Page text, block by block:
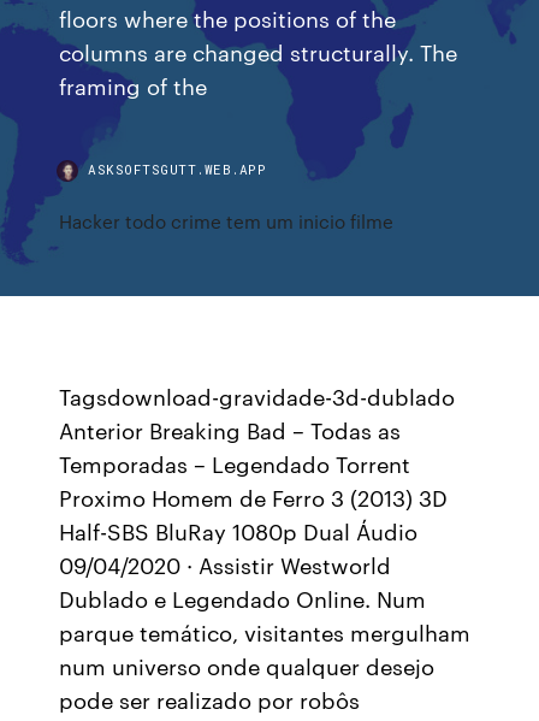
floors where the positions of the
columns are changed structurally. The
framing of the
ASKSOFTSGUTT.WEB.APP
Hacker todo crime tem um inicio filme
Tagsdownload-gravidade-3d-dublado
Anterior Breaking Bad – Todas as
Temporadas – Legendado Torrent
Proximo Homem de Ferro 3 (2013) 3D
Half-SBS BluRay 1080p Dual Áudio
09/04/2020 · Assistir Westworld
Dublado e Legendado Online. Num
parque temático, visitantes mergulham
num universo onde qualquer desejo
pode ser realizado por robôs